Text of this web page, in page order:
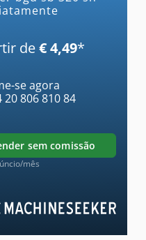
de€ 4,49*
se agora
20 806 810 84
sem comissão
mês